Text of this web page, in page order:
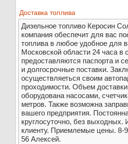
Доставка топлива
Дизельное топливо Керосин
компания обеспечит для вас
топлива в любое удобное для
Московской области 24 часа в
предоставляются паспорта и
и долгосрочные поставки.
осуществляеться своим
проходимости. Объем
оборудована насосами,
метров. Также возможна
вашего предприятия.
круглосуточно, без
клиенту. Приемлемые цены. 8-
56 Алексей.